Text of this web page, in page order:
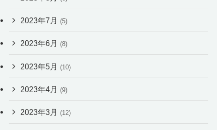
2023年7月 (5)
2023年6月 (8)
2023年5月 (10)
2023年4月 (9)
2023年3月 (12)